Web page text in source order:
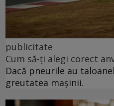
publicitate
Cum să-ți alegi corect
Dacă pneurile au
greutatea mașinii.